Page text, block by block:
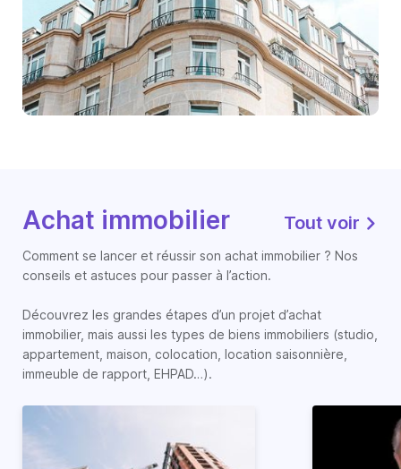
Achat immobilier Tout voir
Comment se lancer et réussir son achat immobilier ? Nos
conseils et astuces pour passer à l’action.
Découvrez les grandes étapes d’un projet d’achat
immobilier, mais aussi les types de biens immobiliers (studio,
appartement, maison, colocation, location saisonnière,
immeuble de rapport, EHPAD…).